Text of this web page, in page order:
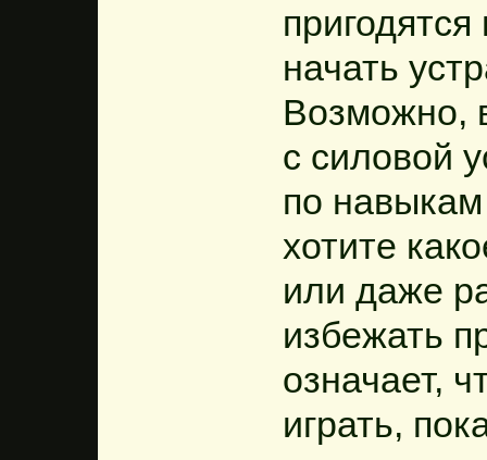
начать
Возможно,
с силовой
по
хотите
или даже
избежать
означает,
играть,